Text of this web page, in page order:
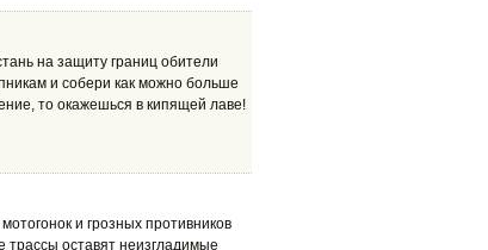
на защиту границ обители
и собери как можно больше
то окажешься в кипящей лаве!
и грозных противников
оставят неизгладимые